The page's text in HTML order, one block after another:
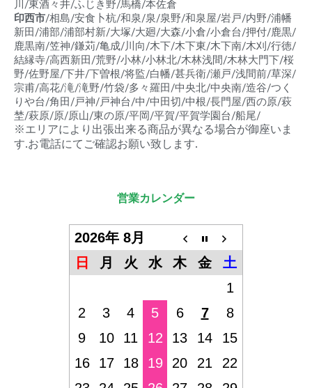
川/東酒々井/ふじき野/馬橋/本佐倉
印西市/相島/安食卜杭/和泉/泉/泉野/和泉屋/岩戸/内野/浦幡
新田/浦部/浦部村新/大塚/大廻/大森/小倉/小倉台/押付/鹿黒/
鹿黒南/笠神/鎌苅/亀成/川向/木下/木下東/木下南/木刈/行徳/
結縁寺/高西新田/荒野/小林/小林北/木林浅間/木林大門下/桜
野/佐野屋/下井/下曽根/将監/白幡/甚兵衛/瀬戸/浅間前/草深/
宗甫/高花/滝/滝野/竹袋/多々羅田/中央北/中央南/造谷/つく
りや台/角田/戸神/戸神台/中/中田切/中根/長門屋/西の原/萩
埜/萩原/原/原山/東の原/平岡/平賀/平賀学園台/船尾/
※エリアにより出張出来る商品が異なる場合が御座いま
す.お電話にてご確認お願い致します.
営業カレンダー
2026年 8月
日
月 火 水 木 金
土
1
2
3 4 5 6 7
8
9
10 11 12 13 14
15
16
17 18 19 20 21
22